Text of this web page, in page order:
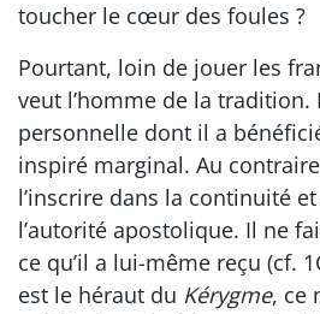
toucher le cœur des foules ?
Pourtant, loin de jouer les
veut l’homme de la tradition.
personnelle dont il a
inspiré marginal. Au
l’inscrire dans la continuité
l’autorité apostolique. Il ne
ce qu’il a lui-même reçu (cf.
est le héraut du Kérygme, ce